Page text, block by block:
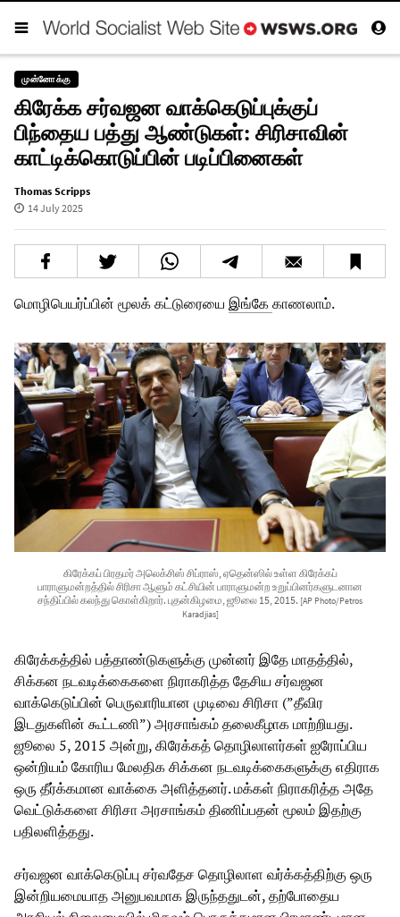
முன்னோக்கு
கிரேக்க சர்வஜன வாக்கெடுப்புக்குப்
பிந்தைய பத்து ஆண்டுகள்: சிரிசாவின்
காட்டிக்கொடுப்பின் படிப்பினைகள்
Thomas Scripps
14 July 2025
மொழிபெயர்ப்பின் மூலக் கட்டுரையை இங்கேகாணலாம்.
கிரேக்கப் பிரதமர் அலெக்சிஸ் சிப்ராஸ், ஏதென்ஸில் உள்ள கிரேக்கப்
பாராளுமன்றத்தில் சிரிசா ஆளும் கட்சியின் பாராளுமன்ற உறுப்பினர்களுடனான
சந்திப்பில் கலந்து கொள்கிறார். புதன்கிழமை, ஜூலை 15, 2015. [AP Photo/Petros
Karadjias]
கிரேக்கத்தில் பத்தாண்டுகளுக்கு முன்னர் இதே மாதத்தில்,
சிக்கன நடவடிக்கைகளை நிராகரித்த தேசிய சர்வஜன
வாக்கெடுப்பின் பெருவாரியான முடிவை சிரிசா (”தீவிர
இடதுகளின் கூட்டணி”) அரசாங்கம் தலைகீழாக மாற்றியது.
ஜூலை 5, 2015 அன்று, கிரேக்கத் தொழிலாளர்கள் ஐரோப்பிய
ஒன்றியம் கோரிய மேலதிக சிக்கன நடவடிக்கைகளுக்கு எதிராக
ஒரு தீர்க்கமான வாக்கை அளித்தனர். மக்கள் நிராகரித்த அதே
வெட்டுக்களை சிரிசா அரசாங்கம் திணிப்பதன் மூலம் இதற்கு
பதிலளித்தது.
சர்வஜன வாக்கெடுப்பு சர்வதேச தொழிலாள வர்க்கத்திற்கு ஒரு
இன்றியமையாத அனுபவமாக இருந்ததுடன், தற்போதைய